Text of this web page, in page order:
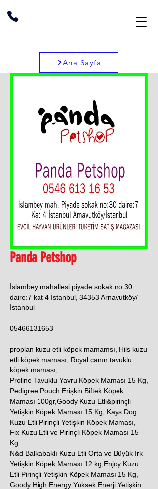
Ana Sayfa
Panda Petshop
İslambey mahallesi piyade sokak no:30
daire:7 kat 4 İstanbul, 34353 Arnavutköy/
İstanbul
05466131653
proplan kuzu etli köpek mamamsı, Hils kuzu
etli köpek maması, Royal canın tavuklu
köpek maması,
Proline Tavuklu Yavru Köpek Maması 15 Kg,
Pedigree Pouch Erişkin Biftek Köpek
Maması 100gr,Goody Kuzu Etli&pirinçli
Yetişkin Köpek Maması 15 Kg, Kays Dog
Kuzu Etli Pirinçli Yetişkin Köpek Maması,
Fix Kuzu Etli ve Pirinçli Köpek Maması 15
Kg.
N&d Balkabaklı Kuzu Etli Orta ve Büyük Irk
Yetişkin Köpek Maması 12 kg,Enjoy Kuzu
Etli Pirinçli Yetişkin Köpek Maması 15 Kg,
Goody High Energy Yüksek Enerji Yetişkin